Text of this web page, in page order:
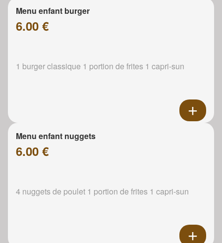
Menu enfant burger
6.00 €
1 burger classique 1 portion de frites 1 capri-sun
Menu enfant nuggets
6.00 €
4 nuggets de poulet 1 portion de frites 1 capri-sun